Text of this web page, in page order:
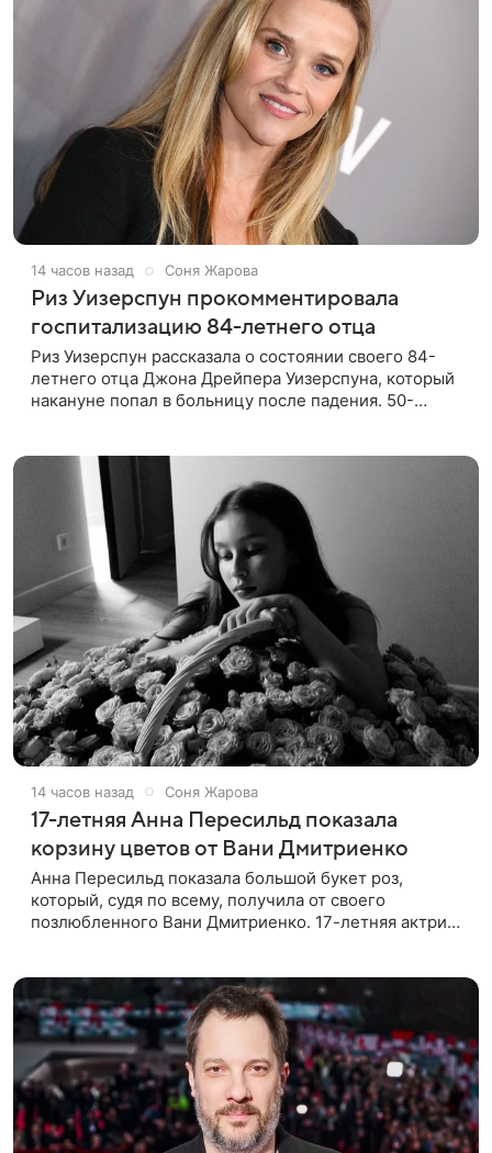
14 часов назад Соня Жарова
Риз Уизерспун прокомментировала
госпитализацию 84-летнего отца
Риз Уизерспун рассказала о состоянии своего 84-
летнего отца Джона Дрейпера Уизерспуна, который
накануне попал в больницу после падения. 50-
14 часов назад Соня Жарова
17-летняя Анна Пересильд показала
корзину цветов от Вани Дмитриенко
Анна Пересильд показала большой букет роз,
который, судя по всему, получилa от своего
позлюбленного Вани Дмитриенко. 17-летняя актриса